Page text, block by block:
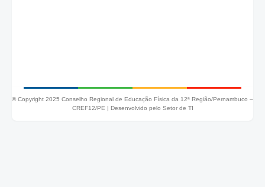
© Copyright 2025 Conselho Regional de Educação Física da 12ª Região/Pernambuco –
CREF12/PE | Desenvolvido pelo Setor de TI